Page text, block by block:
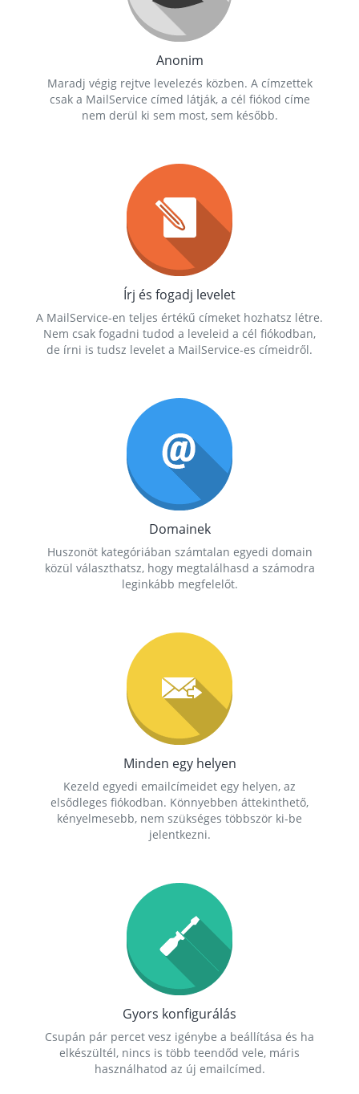
Anonim
Maradj végig rejtve levelezés közben. A címzettek
csak a MailService címed látják, a cél fiókod címe
nem derül ki sem most, sem később.
Írj és fogadj levelet
A MailService-en teljes értékű címeket hozhatsz létre.
Nem csak fogadni tudod a leveleid a cél fiókodban,
de írni is tudsz levelet a MailService-es címeidről.
Domainek
Huszonöt kategóriában számtalan egyedi domain
közül választhatsz, hogy megtalálhasd a számodra
leginkább megfelelőt.
Minden egy helyen
Kezeld egyedi emailcímeidet egy helyen, az
elsődleges fiókodban. Könnyebben áttekinthető,
kényelmesebb, nem szükséges többször ki-be
jelentkezni.
Gyors konfigurálás
Csupán pár percet vesz igénybe a beállítása és ha
elkészültél, nincs is több teendőd vele, máris
használhatod az új emailcímed.